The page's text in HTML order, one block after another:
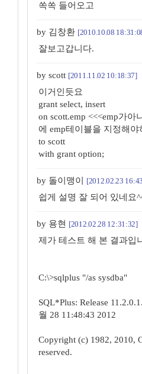
쏙쏙 들어오고
by 김창환 [2010.10.08
잘보고갑니다.
by scott [2011.11.02 10:18:37]
이거인듯요
grant select, insert
on scott.emp <<<emp가아
에 emp테이블을 지정해야
to scott
with grant option;
by 돌이맹이 [2012.02.23
쉽게 설명 잘 되어 있네요
by 용현 [2012.02.28 12:31:32]
제가 테스트 해 본 결과입
C:\>sqlplus "/as sysdba"
SQL*Plus: Release
월 28 11:48:43 2012
Copyright (c) 1982, 2010,
reserved.